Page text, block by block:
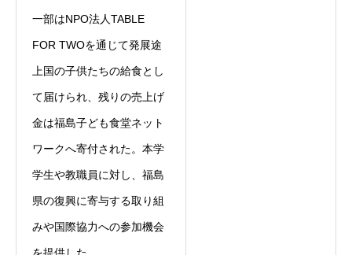
一部はNPO法人TABLE
FOR TWOを通じて発展途
上国の子供たちの給食とし
て届けられ、残りの売上げ
金は福島子ども食堂ネット
ワークへ寄付された。本学
学生や教職員に対し、福島
県の復興に寄与する取り組
みや国際協力への参加機会